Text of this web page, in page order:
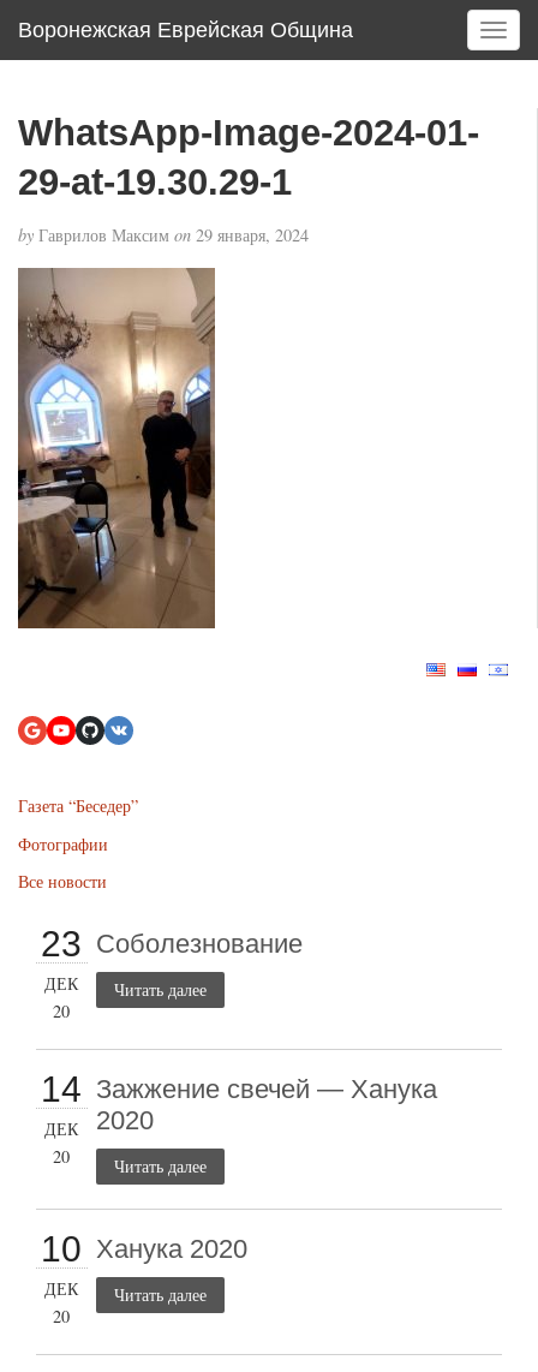
Воронежская Еврейская Община
T
o
WhatsApp-Image-2024-01-
29-at-19.30.29-1
by Гаврилов Максим on 29 января, 2024
Газета “Беседер”
Фотографии
Все новости
23
ДЕК
20
Соболезнование
Читать далее
14
ДЕК
20
Зажжение свечей — Ханука
2020
Читать далее
10
ДЕК
20
Ханука 2020
Читать далее